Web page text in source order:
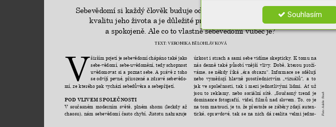
Souhlasím
V
širším pojetí je sebevědomí chápáno také jako
sebe-vědomí, sebe-uvědomění, tedy schopnost
uvědomovat si a poznat sebe. A právě z toho
se odvíjí pevné, přirozené a zdravé sebevědo-
mí, ze kterého pak vychází sebedůvěra a sebepřijetí.
POD VLIVEM SPOLEČNOSTI
V současném moderním světě, plném shonu (leckdy až
chaosu), nám sebevědomí často chybí. Jistotu nahrazuje
úzkost i strach a sami sebe vidíme skepticky. K tomu na
nás denně také působí vnější vlivy. Době, kterou proží-
váme, se někdy říká „éra obrazu“. Informace se sdělují
nebo vyměňují hlavně prostřednictvím „vizuálů“, a to
jak ve společnosti, tak i mezi jednotlivými lidmi. Ať už
jsou to reklamy, nebo sociální sítě. „Současný trend je
dominance fotografií, videí, filmů nad slovem. To, co je
na tom matoucí, je to, že přestože se záběry zdají auten-
tické, opravdové, tak se na nich dá realita velmi jedno-
Sebevědomí si každý člověk buduje od narození. Významně
ovlivňuje
kvalitu jeho života a je důležité pro to,
nakolik se cítí šťastně
a spokojeně. Ale co to vlastně sebevědomí vůbec je?
TEXT: VERONIKA BĚLOHLÁVKOVÁ
Foto: Adobe Stock